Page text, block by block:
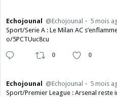
Echojounal @Echojounal
5 mois
Sport/Serie A : Le Milan AC
o/5PCTUuc8cu
0 0
Echojounal @Echojounal
5 mois
Sport/Premier League : Arsenal reste